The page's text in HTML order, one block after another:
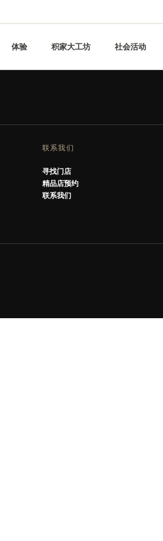
体验 积家大工坊 社会活动
联系我们
寻找门店
精品店预约
联系我们